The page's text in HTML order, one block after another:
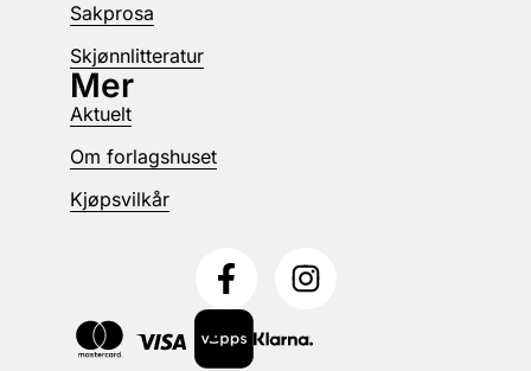
Sakprosa
Skjønnlitteratur
Mer
Aktuelt
Om forlagshuset
Kjøpsvilkår